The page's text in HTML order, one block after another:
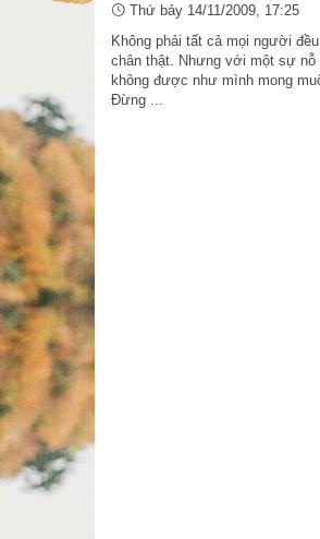
Thứ bảy 14/11/2009, 17:25
Không phải tất cả mọi người
chân thật. Nhưng với một sự
không được như mình mong
Đừng ...